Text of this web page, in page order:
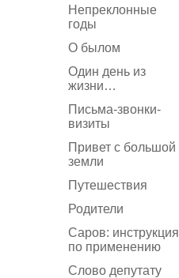
Непреклонные
годы
О былом
Один день из
жизни…
Письма-звонки-
визиты
Привет с большой
земли
Путешествия
Родители
Саров: инструкция
по применению
Слово депутату